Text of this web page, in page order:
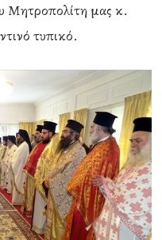
Μητροπολίτη μας κ.
τυπικό.